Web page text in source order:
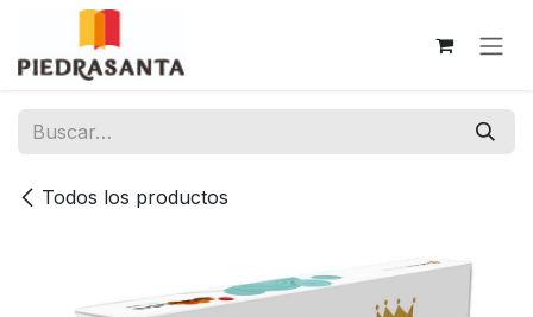
Ir al contenido
Todos los productos